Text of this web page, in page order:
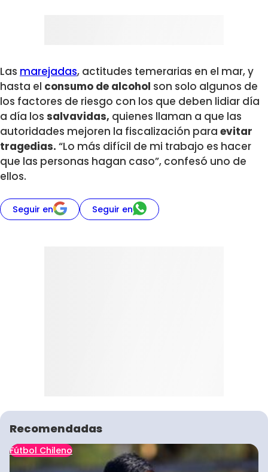
Las marejadas, actitudes temerarias en el mar, y
hasta el consumo de alcohol son solo algunos de
los factores de riesgo con los que deben lidiar día
a día los salvavidas, quienes llaman a que las
autoridades mejoren la fiscalización para evitar
tragedias. “Lo más difícil de mi trabajo es hacer
que las personas hagan caso”, confesó uno de
ellos.
Seguir en Seguir en
Recomendadas
Fútbol Chileno